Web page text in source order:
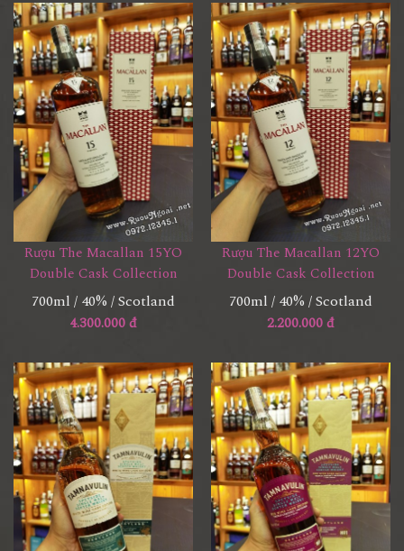
Rượu The Macallan 15YO
Double Cask Collection
700ml / 40% / Scotland
4.300.000 đ
Rượu The Macallan 12YO
Double Cask Collection
700ml / 40% / Scotland
2.200.000 đ